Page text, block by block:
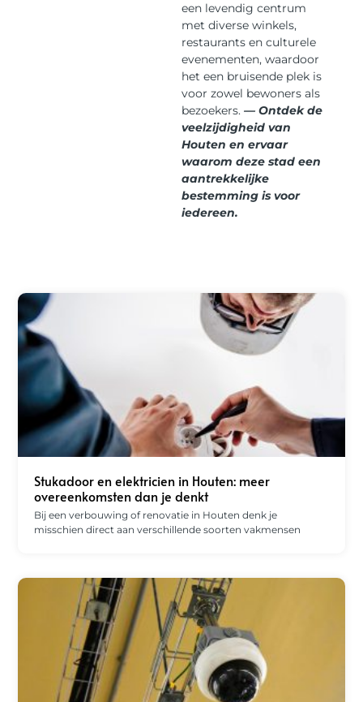
een levendig centrum
met diverse winkels,
restaurants en culturele
evenementen, waardoor
het een bruisende plek is
voor zowel bewoners als
bezoekers. — Ontdek de
veelzijdigheid van
Houten en ervaar
waarom deze stad een
aantrekkelijke
bestemming is voor
iedereen.
Stukadoor en elektricien in Houten: meer
overeenkomsten dan je denkt
Bij een verbouwing of renovatie in Houten denk je
misschien direct aan verschillende soorten vakmensen